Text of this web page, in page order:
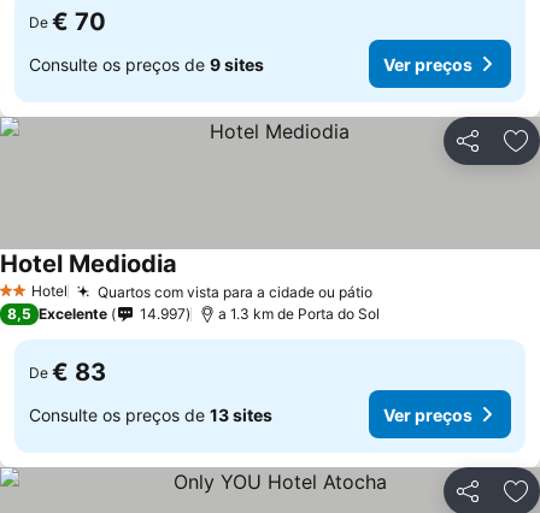
De € 70
Consulte os preços de 9 sites Ver preços
Partilhar
2 Estrelas
Hotel Quartos com vista para a cidade ou pátioVer preços
Hotel Mediodia
8,5 Excelente 14.997 a 1.3 km de Porta do Sol
De € 83
Consulte os preços de 13 sites Ver preços
Partilhar